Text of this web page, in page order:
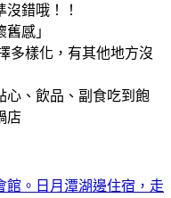
錯哦！！
感」
多樣化，有其他地方沒
心、飲品、副食吃到飽
店
館。日月潭湖邊住宿，走